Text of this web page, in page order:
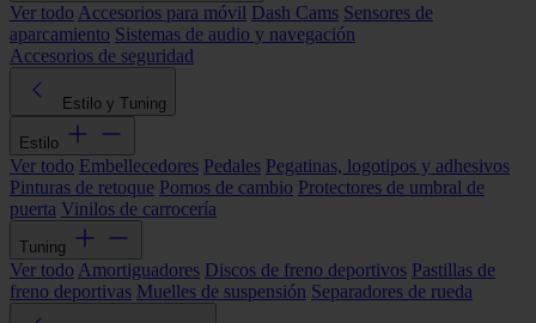
Ver todo Accesorios para móvil Dash Cams Sensores de
aparcamiento Sistemas de audio y navegación
Accesorios de seguridad
Estilo y Tuning
Estilo
Ver todo Embellecedores Pedales Pegatinas, logotipos y adhesivos
Pinturas de retoque Pomos de cambio Protectores de umbral de
puerta Vinilos de carrocería
Tuning
Ver todo Amortiguadores Discos de freno deportivos Pastillas de
freno deportivas Muelles de suspensión Separadores de rueda